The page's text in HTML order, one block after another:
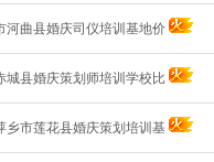
河曲县婚庆司仪培训基地价
城县婚庆策划师培训学校比
乡市莲花县婚庆策划培训基